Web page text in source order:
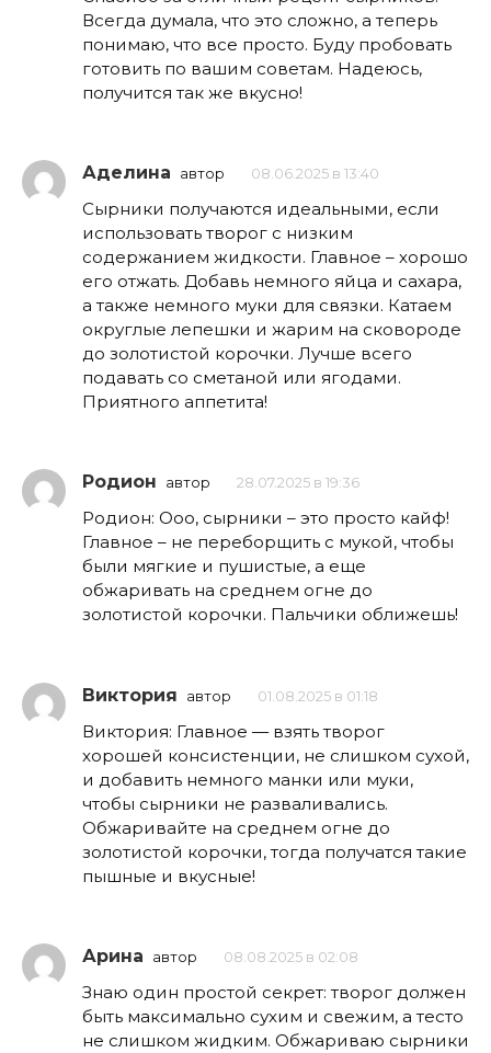
Всегда думала, что это сложно, а теперь
понимаю, что все просто. Буду пробовать
готовить по вашим советам. Надеюсь,
получится так же вкусно!
Аделина автор 08.06.2025 в 13:40
Сырники получаются идеальными, если
использовать творог с низким
содержанием жидкости. Главное – хорошо
его отжать. Добавь немного яйца и сахара,
а также немного муки для связки. Катаем
округлые лепешки и жарим на сковороде
до золотистой корочки. Лучше всего
подавать со сметаной или ягодами.
Приятного аппетита!
Родион автор 28.07.2025 в 19:36
Родион: Ооо, сырники – это просто кайф!
Главное – не переборщить с мукой, чтобы
были мягкие и пушистые, а еще
обжаривать на среднем огне до
золотистой корочки. Пальчики оближешь!
Виктория автор 01.08.2025 в 01:18
Виктория: Главное — взять творог
хорошей консистенции, не слишком сухой,
и добавить немного манки или муки,
чтобы сырники не разваливались.
Обжаривайте на среднем огне до
золотистой корочки, тогда получатся такие
пышные и вкусные!
Арина автор 08.08.2025 в 02:08
Знаю один простой секрет: творог должен
быть максимально сухим и свежим, а тесто
не слишком жидким. Обжариваю сырники